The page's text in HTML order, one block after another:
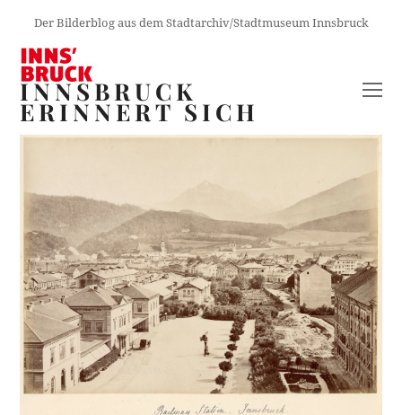
Der Bilderblog aus dem Stadtarchiv/Stadtmuseum Innsbruck
INNSBRUCK
ERINNERT SICH